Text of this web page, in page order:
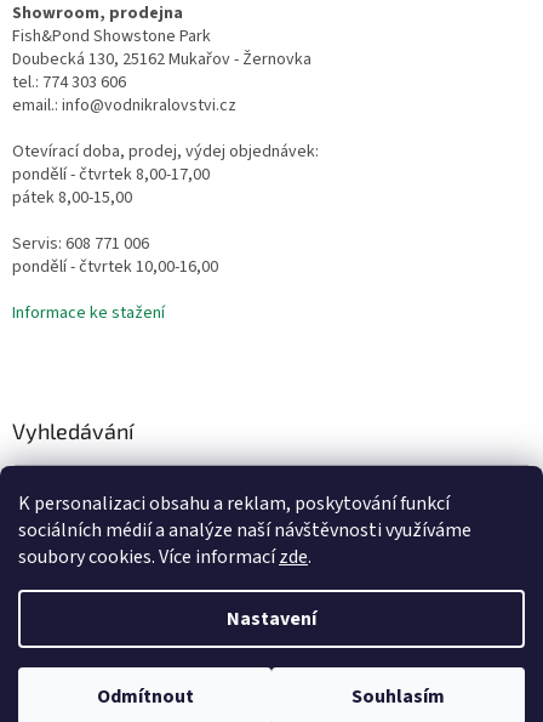
K personalizaci obsahu a reklam, poskytování funkcí
sociálních médií a analýze naší návštěvnosti využíváme
soubory cookies. Více informacízde.
Nastavení
Odmítnout Souhlasím
Showroom, prodejna
Fish&Pond Showstone Park
Doubecká 130, 25162 Mukařov - Žernovka
tel.: 774 303 606
email.: info@vodnikralovstvi.cz
Otevírací doba, prodej, výdej objednávek:
pondělí - čtvrtek 8,00-17,00
pátek 8,00-15,00
Servis: 608 771 006
pondělí - čtvrtek 10,00-16,00
Informace ke stažení
Vyhledávání
HLEDAT
Copyright 2026Vodní Království. Všechna práva vyhrazena.
Upravit nastavení cookies